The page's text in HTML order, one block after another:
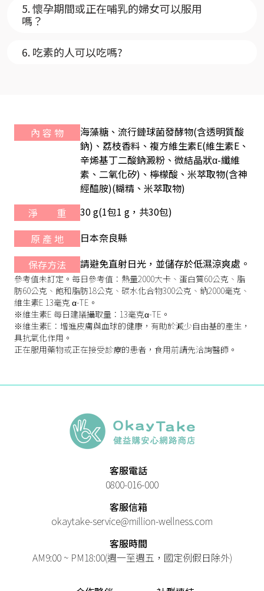
5. 懷孕期間或正在哺乳的婦女可以服用
嗎？
6. 吃素的人可以吃嗎?
內 容 物
海藻糖、流行鏈球菌發酵物(含透明質酸
鈉)、荔枝香料、複方維生素E(維生素E、
辛烯基丁二酸鈉澱粉、微結晶狀α-纖維
素、二氧化矽)、檸檬酸、米萃取物(含神
經醯胺)(糊精、米萃取物)
淨 重
30 g(1包1 g，共30包)
原 產 地
日本奈良縣
保存方法
請避免直射日光，並儲存於低濕涼爽處。
參考值未訂定。每日參考值：熱量2000大卡、蛋白質60公克、脂
肪60公克、飽和脂肪18公克、碳水化合物300公克、鈉2000毫克、
維生素E 13毫克 α-TE。
※維生素E 每日建議攝取量：13毫克α-TE。
※維生素E：增進皮膚與血球的健康，有助於減少自由基的產生，
具抗氧化作用。
正在服用藥物或正在接受診療的患者，食用前請先洽詢醫師。
客服電話
0800-016-000
客服信箱
okaytake-service@million-wellness.com
客服時間
AM9:00 ~ PM18:00(週一至週五，國定例假日除外)